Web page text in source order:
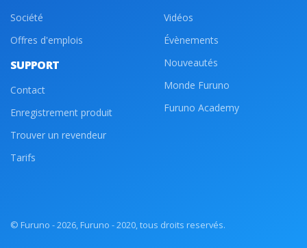
Société
Offres d'emplois
SUPPORT
Contact
Enregistrement produit
Trouver un revendeur
Tarifs
Vidéos
Évènements
Nouveautés
Monde Furuno
Furuno Academy
© Furuno - 2026, Furuno - 2020, tous droits reservés.